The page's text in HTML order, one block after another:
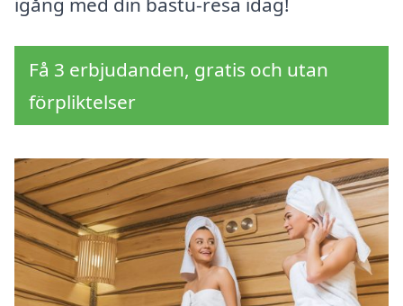
Få 3 erbjudanden, gratis och utan
förpliktelser